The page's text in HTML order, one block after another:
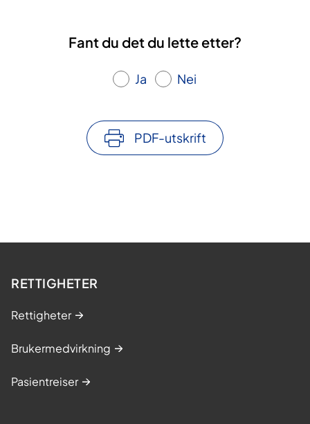
æ
r
n
e
s
i
i
l
s
i
e
Fant du det du lette etter?
Ja Nei
PDF-utskrift
RETTIGHETER
Rettigheter
Brukermedvirkning
Pasientreiser